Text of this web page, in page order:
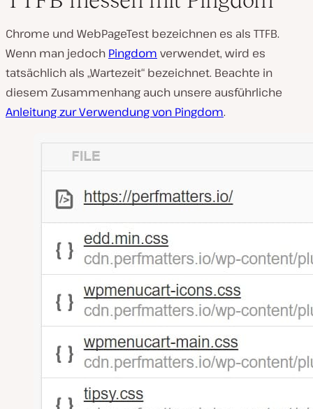
Chrome und WebPageTest bezeichnen es als TTFB.
Wenn man jedoch Pingdom verwendet, wird es
tatsächlich als „Wartezeit“ bezeichnet. Beachte in
diesem Zusammenhang auch unsere ausführliche
Anleitung zur Verwendung von Pingdom.